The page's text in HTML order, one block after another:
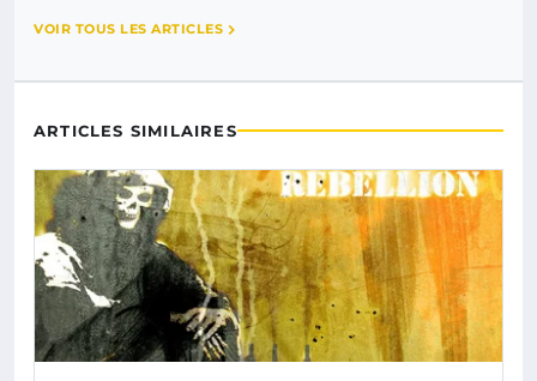
VOIR TOUS LES ARTICLES
ARTICLES SIMILAIRES